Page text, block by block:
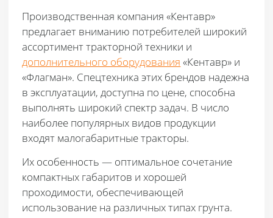
Производственная компания «Кентавр»
предлагает вниманию потребителей широкий
ассортимент тракторной техники и
дополнительного оборудования «Кентавр» и
«Флагман». Спецтехника этих брендов надежна
в эксплуатации, доступна по цене, способна
выполнять широкий спектр задач. В число
наиболее популярных видов продукции
входят малогабаритные тракторы.
Их особенность — оптимальное сочетание
компактных габаритов и хорошей
проходимости, обеспечивающей
использование на различных типах грунта.